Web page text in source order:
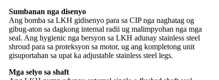
Sumbanan nga disenyo
Ang bomba sa LKH gidisenyo para sa CIP nga naghatag og
gibug-aton sa dagkong internal radii ug malimpyohan nga mga
seal. Ang hygienic nga bersyon sa LKH adunay stainless steel
shroud para sa proteksyon sa motor, ug ang kompletong unit
gisuportahan sa upat ka adjustable stainless steel legs.
Mga selyo sa shaft